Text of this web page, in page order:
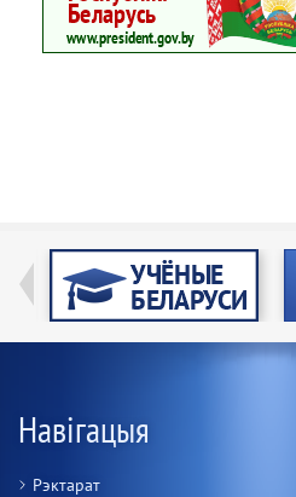
Навігацыя
Рэктарат